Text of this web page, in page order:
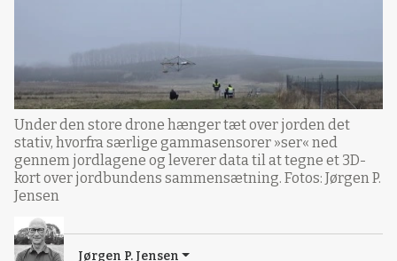
Under den store drone hænger tæt over jorden det
stativ, hvorfra særlige gammasensorer »ser« ned
gennem jordlagene og leverer data til at tegne et 3D-
kort over jordbundens sammensætning. Fotos: Jørgen P.
Jensen
Jørgen P. Jensen